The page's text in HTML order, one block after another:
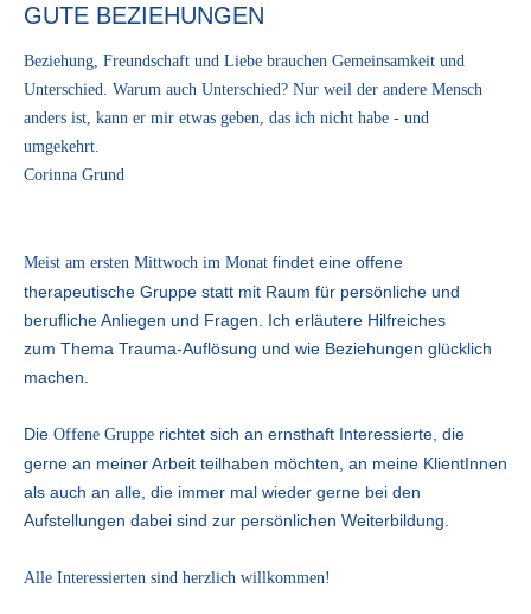
GUTE BEZIEHUNGEN
Beziehung, Freundschaft und Liebe brauchen Gemeinsamkeit und
Unterschied. Warum auch Unterschied? Nur weil der andere Mensch
anders ist, kann er mir etwas geben, das ich nicht habe - und
umgekehrt.
Corinna Grund
Meist am ersten Mittwoch im Monat findet eine offene
therapeutische Gruppe statt mit Raum für persönliche und
berufliche Anliegen und Fragen. Ich erläutere Hilfreiches
zum Thema Trauma-Auflösung und wie Beziehungen glücklich
machen.
Die Offene Gruppe richtet sich an ernsthaft Interessierte, die
gerne an meiner Arbeit teilhaben möchten, an meine KlientInnen
als auch an alle, die immer mal wieder gerne bei den
Aufstellungen dabei sind zur persönlichen Weiterbildung.
Alle Interessierten sind herzlich willkommen!